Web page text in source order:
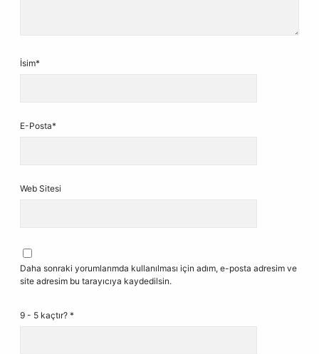
İsim*
E-Posta*
Web Sitesi
Daha sonraki yorumlarımda kullanılması için adım, e-posta adresim ve
site adresim bu tarayıcıya kaydedilsin.
9 - 5 kaçtır? *